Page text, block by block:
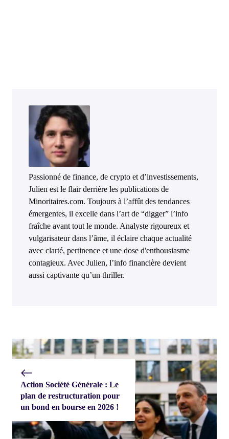
Passionné de finance, de crypto et d’investissements,
Julien est le flair derrière les publications de
Minoritaires.com. Toujours à l’affût des tendances
émergentes, il excelle dans l’art de “digger” l’info
fraîche avant tout le monde. Analyste rigoureux et
vulgarisateur dans l’âme, il éclaire chaque actualité
avec clarté, pertinence et une dose d'enthousiasme
contagieux. Avec Julien, l’info financière devient
aussi captivante qu’un thriller.
Action Société Générale : Le
plan de restructuration pour
un bond en bourse en 2026 !